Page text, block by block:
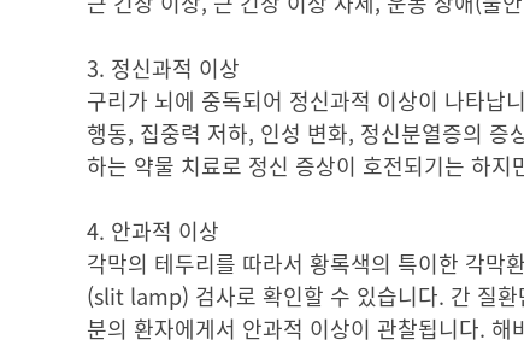
3. 정신과적 이상
구리가 뇌에 중독되어 정신과적 이상이 나타납
행동, 집중력 저하, 인성 변화, 정신분열증의
하는 약물 치료로 정신 증상이 호전되기는 하
4. 안과적 이상
각막의 테두리를 따라서 황록색의 특이한 각
(slit lamp) 검사로 확인할 수 있습니다. 간 질
분의 환자에게서 안과적 이상이 관찰됩니다.